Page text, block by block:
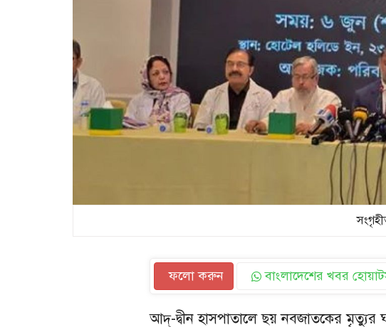
ফলো করুন বাংলাদেশের খবর
আদ্-দ্বীন হাসপাতালে ছয় নবজাতকের মৃত্যুর